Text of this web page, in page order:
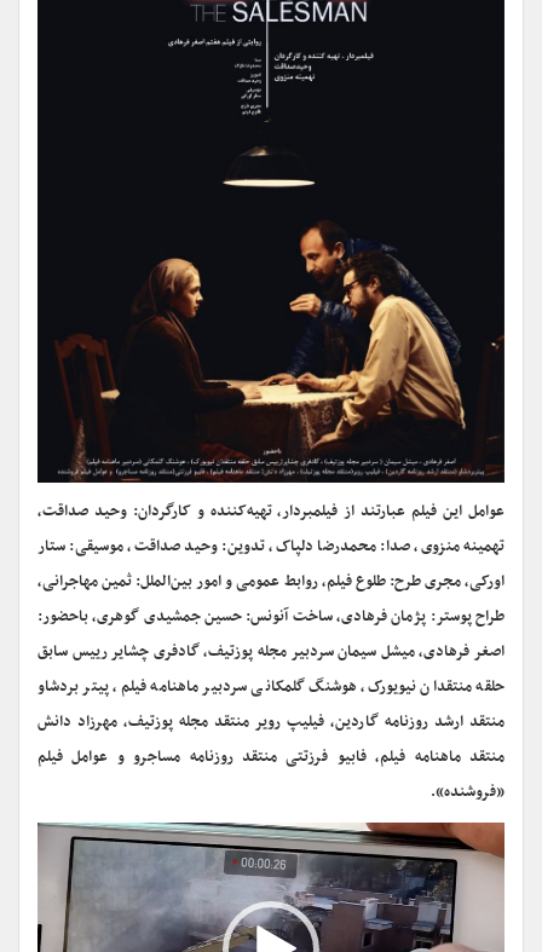
عوامل این فیلم عبارتند از فیلمبردار، تهیه‌کننده و کارگردان: وحید صداقت،
تهمینه منزوی، صدا: محمدرضا دلپاک، تدوین: وحید صداقت، موسیقی: ستار
اورکی، مجری طرح: طلوع فیلم، روابط عمومی و امور بین‌الملل: ثمین مهاجرانی،
طراح پوستر: پژمان فرهادی، ساخت آنونس: حسین جمشیدی گوهری، باحضور:
اصغر فرهادی، میشل سیمان سردبیر مجله پوزتیف، گادفری چشایر رییس سابق
حلقه منتقدان نیویورک، هوشنگ گلمکانی سردبیر ماهنامه فیلم، پیتر بردشاو
منتقد ارشد روزنامه گاردین، فیلیپ رویر منتقد مجله پوزتیف، مهرزاد دانش
منتقد ماهنامه فیلم، فابیو فرزتتی منتقد روزنامه مساجرو و عوامل فیلم
«فروشنده».
نمایشگر
ویدیو